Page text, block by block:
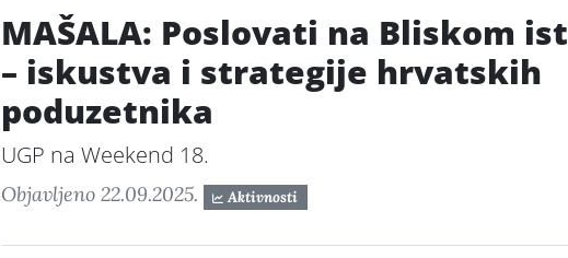
MAŠALA: Poslovati na Bliskom
– iskustva i strategije hrvatskih
poduzetnika
UGP na Weekend 18.
Objavljeno 22.09.2025. Aktivnosti